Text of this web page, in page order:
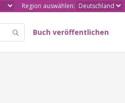
Region auswählen:
Buch veröffentlichen